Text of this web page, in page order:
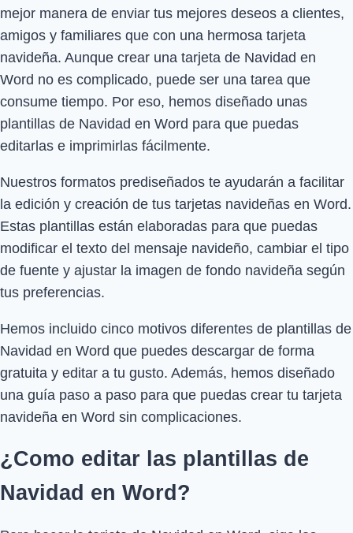
mejor manera de enviar tus mejores deseos a clientes,
amigos y familiares que con una hermosa tarjeta
navideña. Aunque crear una tarjeta de Navidad en
Word no es complicado, puede ser una tarea que
consume tiempo. Por eso, hemos diseñado unas
plantillas de Navidad en Word para que puedas
editarlas e imprimirlas fácilmente.
Nuestros formatos prediseñados te ayudarán a facilitar
la edición y creación de tus tarjetas navideñas en Word.
Estas plantillas están elaboradas para que puedas
modificar el texto del mensaje navideño, cambiar el tipo
de fuente y ajustar la imagen de fondo navideña según
tus preferencias.
Hemos incluido cinco motivos diferentes de plantillas de
Navidad en Word que puedes descargar de forma
gratuita y editar a tu gusto. Además, hemos diseñado
una guía paso a paso para que puedas crear tu tarjeta
navideña en Word sin complicaciones.
¿Como editar las plantillas de
Navidad en Word?